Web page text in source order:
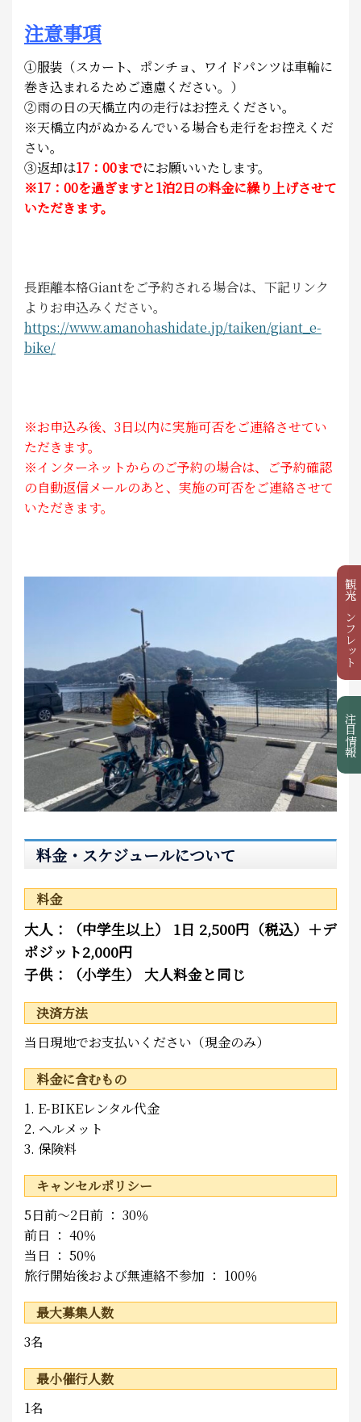
観光パンフレット
注目情報
注意事項
①服装（スカート、ポンチョ、ワイドパンツは車輪に
巻き込まれるためご遠慮ください。）
②雨の日の天橋立内の走行はお控えください。
※天橋立内がぬかるんでいる場合も走行をお控えくだ
さい。
③返却は17：00までにお願いいたします。
※17：00を過ぎますと1泊2日の料金に繰り上げさせて
いただきます。
長距離本格Giantをご予約される場合は、下記リンク
よりお申込みください。
https://www.amanohashidate.jp/taiken/giant_e-
bike/
※お申込み後、3日以内に実施可否をご連絡させてい
ただきます。
※インターネットからのご予約の場合は、ご予約確認
の自動返信メールのあと、実施の可否をご連絡させて
いただきます。
料金・スケジュールについて
料金
大人：（中学生以上） 1日 2,500円（税込）＋デ
ポジット2,000円
子供：（小学生） 大人料金と同じ
決済方法
当日現地でお支払いください（現金のみ）
料金に含むもの
1. E-BIKEレンタル代金
2. ヘルメット
3. 保険料
キャンセルポリシー
5日前～2日前 ： 30％
前日 ： 40％
当日 ： 50％
旅行開始後および無連絡不参加 ： 100％
最大募集人数
3名
最小催行人数
1名